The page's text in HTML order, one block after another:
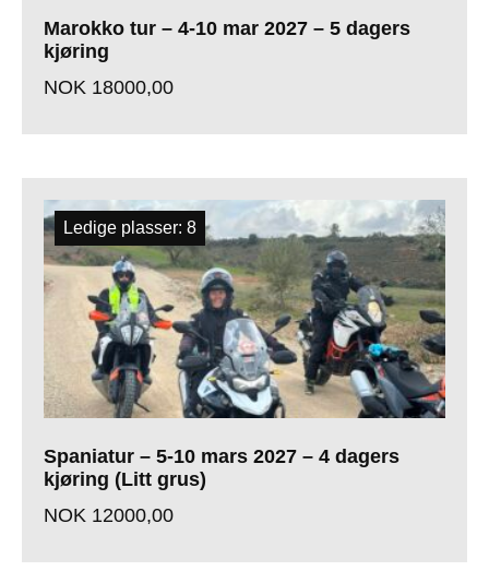
Marokko tur – 4-10 mar 2027 – 5 dagers
kjøring
NOK 18000,00
Spaniatur – 5-10 mars 2027 – 4 dagers
kjøring (Litt grus)
NOK 12000,00
Ledige plasser: 8